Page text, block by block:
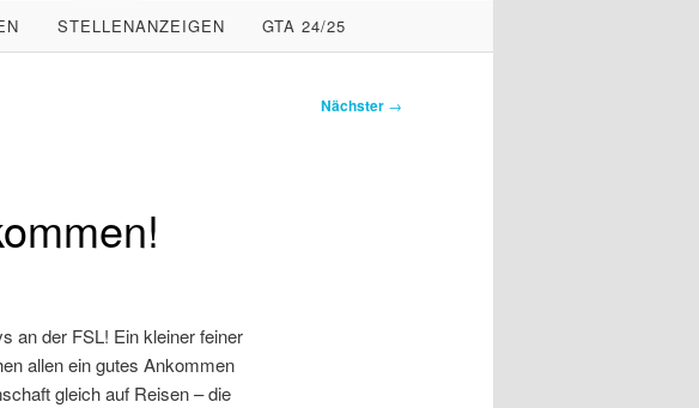
STELLENANZEIGEN GTA 24/25
Nächster →
an der FSL! Ein kleiner feiner
allen ein gutes Ankommen
gleich auf Reisen – die